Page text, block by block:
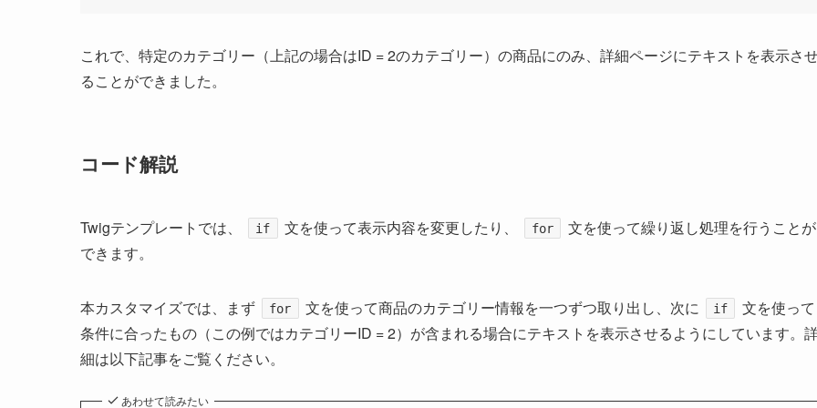
これで、特定のカテゴリー（上記の場合はID = 2のカテゴリー）の商品にのみ、詳細ページにテキストを表示さ
ることができました。
コード解説
Twigテンプレートでは、 if 文を使って表示内容を変更したり、 for
文を使って繰り返し処理を行うことが
できます。
本カスタマイズでは、まず for 文を使って商品のカテゴリー情報を一つずつ取り出し、次に if
文を使って
条件に合ったもの（この例ではカテゴリーID = 2）が含まれる場合にテキストを表示させるようにしています。
細は以下記事をご覧ください。
あわせて読みたい